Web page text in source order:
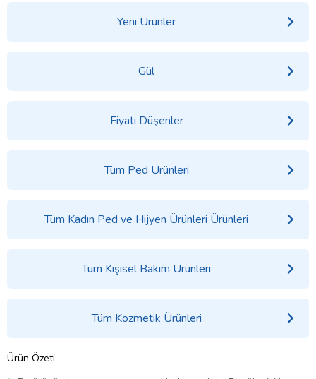
Yeni Ürünler
Gül
Fiyatı Düşenler
Tüm Ped Ürünleri
Tüm Kadın Ped ve Hijyen Ürünleri Ürünleri
Tüm Kişisel Bakım Ürünleri
Tüm Kozmetik Ürünleri
Ürün Özeti